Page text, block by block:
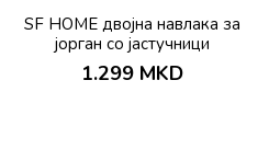
SF HOME двојна навлака за
јорган со јастучници
200х230 Sueno
1.299 MKD